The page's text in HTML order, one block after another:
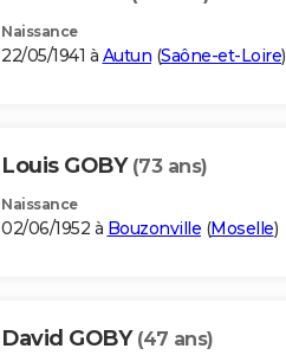
Naissance
22/05/1941 à Autun (Saône-et-Loire)
Louis GOBY (73 ans)
Naissance
02/06/1952 à Bouzonville (Moselle)
David GOBY (47 ans)